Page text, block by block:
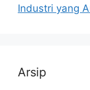
Industri yang
Arsip